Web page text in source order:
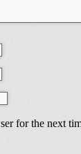
for the next